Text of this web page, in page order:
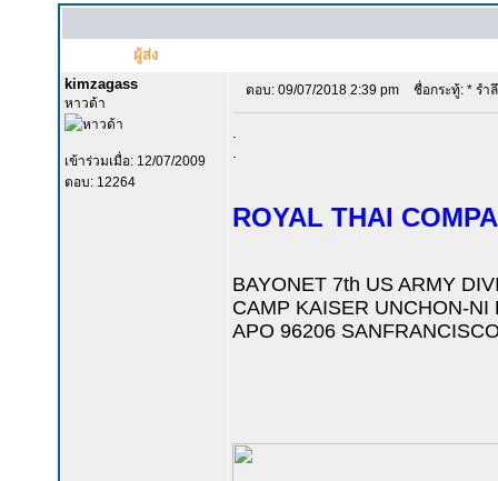
ผู้ส่ง
kimzagass
หาวด้า
เข้าร่วมเมื่อ: 12/07/2009
ตอบ: 12264
ตอบ: 09/07/2018 2:39 pm ชื่อกระทู้: * รำ
ROYAL THAI
BAYONET 7th US ARMY
CAMP KAISER UNCHON-NI
APO 96206